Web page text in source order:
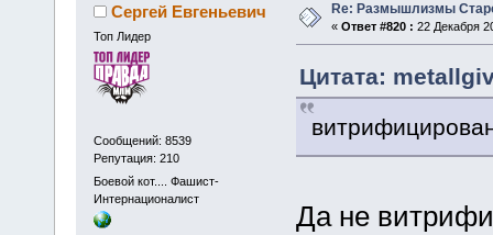
Сергей Евгеньевич
Топ Лидер
Сообщений: 8539
Репутация: 210
Боевой кот.... Фашист-
Интернационалист
Re: Размышлизмы
« Ответ #820 : 22 Декабря
Цитата:
Да не